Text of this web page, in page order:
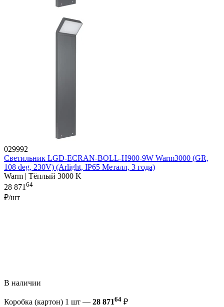
029992
Светильник LGD-ECRAN-BOLL-H900-9W Warm3000 (GR,
108 deg, 230V) (Arlight, IP65 Металл, 3 года)
Warm | Тёплый 3000 K
28 871 64
₽/шт
В наличии
Коробка (картон) 1 шт — 28 87164 ₽